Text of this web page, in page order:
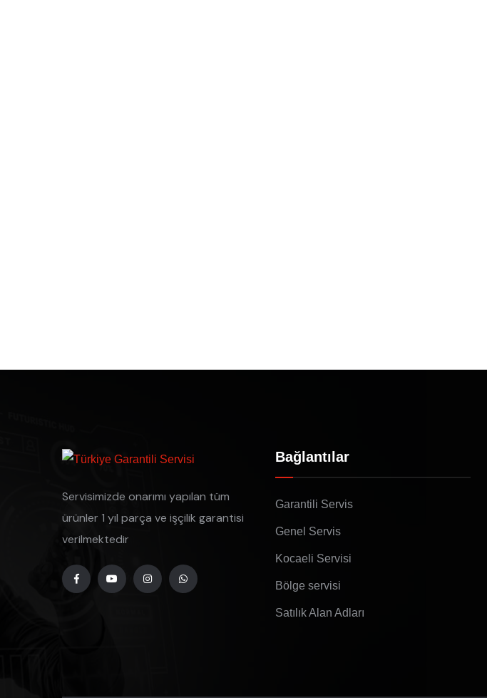
Servisimizde onarımı yapılan tüm
ürünler 1 yıl parça ve işçilik garantisi
verilmektedir
Bağlantılar
Garantili Servis
Genel Servis
Kocaeli Servisi
Bölge servisi
Satılık Alan Adları